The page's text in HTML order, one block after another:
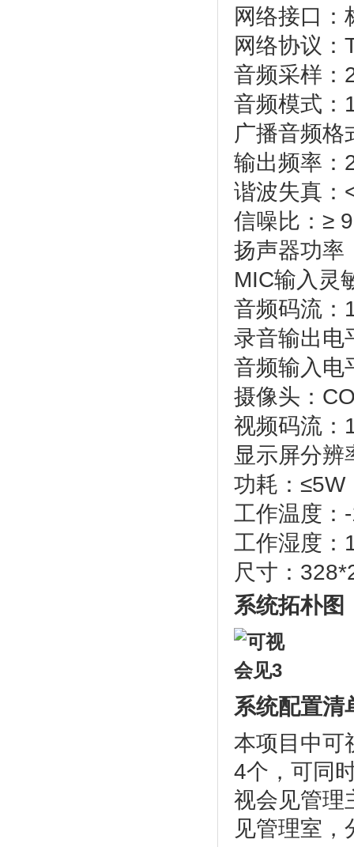
网络接口：
网络协议：
音频采样：
音频模式：
广播音频格
输出频率：
谐波失真：
信噪比：≥
扬声器功率
MIC输入灵
音频码流：
录音输出电
音频输入电
摄像头：
视频码流：
显示屏分辨
功耗：≤5W
工作温度
工作湿度：
尺寸：
系统拓朴图
系统配置清
本项目中可
4个，可同
视会见管理
见管理室，